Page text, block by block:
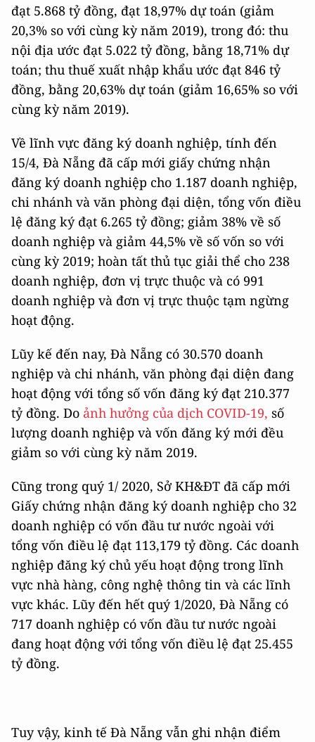
đạt 5.868 tỷ đồng, đạt 18,97% dự toán (giảm
20,3% so với cùng kỳ năm 2019), trong đó: thu
nội địa ước đạt 5.022 tỷ đồng, bằng 18,71% dự
toán; thu thuế xuất nhập khẩu ước đạt 846 tỷ
đồng, bằng 20,63% dự toán (giảm 16,65% so với
cùng kỳ năm 2019).
Về lĩnh vực đăng ký doanh nghiệp, tính đến
15/4, Đà Nẵng đã cấp mới giấy chứng nhận
đăng ký doanh nghiệp cho 1.187 doanh nghiệp,
chi nhánh và văn phòng đại diện, tổng vốn điều
lệ đăng ký đạt 6.265 tỷ đồng; giảm 38% về số
doanh nghiệp và giảm 44,5% về số vốn so với
cùng kỳ 2019; hoàn tất thủ tục giải thể cho 238
doanh nghiệp, đơn vị trực thuộc và có 991
doanh nghiệp và đơn vị trực thuộc tạm ngừng
hoạt động.
Lũy kế đến nay, Đà Nẵng có 30.570 doanh
nghiệp và chi nhánh, văn phòng đại diện đang
hoạt động với tổng số vốn đăng ký đạt 210.377
tỷ đồng. Do ảnh hưởng của dịch COVID-19, số
lượng doanh nghiệp và vốn đăng ký mới đều
giảm so với cùng kỳ năm 2019.
Cũng trong quý 1/ 2020, Sở KH&ĐT đã cấp mới
Giấy chứng nhận đăng ký doanh nghiệp cho 32
doanh nghiệp có vốn đầu tư nước ngoài với
tổng vốn điều lệ đạt 113,179 tỷ đồng. Các doanh
nghiệp đăng ký chủ yếu hoạt động trong lĩnh
vực nhà hàng, công nghệ thông tin và các lĩnh
vực khác. Lũy đến hết quý 1/2020, Đà Nẵng có
717 doanh nghiệp có vốn đầu tư nước ngoài
đang hoạt động với tổng vốn điều lệ đạt 25.455
tỷ đồng.
Tuy vậy, kinh tế Đà Nẵng vẫn ghi nhận điểm